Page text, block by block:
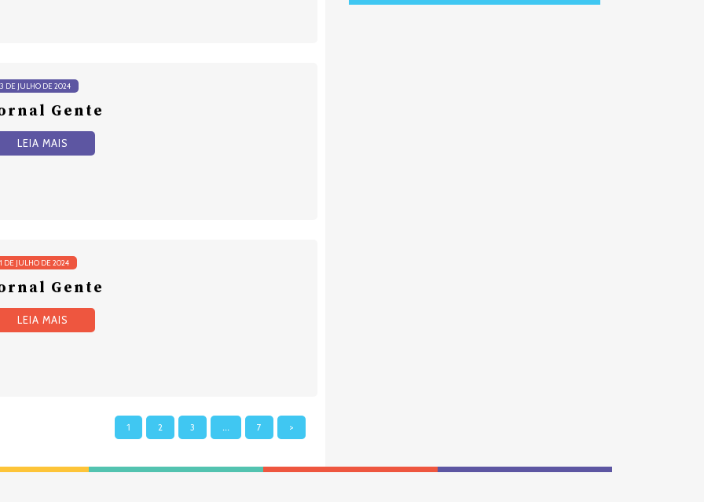
DE JULHO DE 2024
Gente
LEIA MAIS
DE JULHO DE 2024
Gente
LEIA MAIS
1 2 3 … 7 >